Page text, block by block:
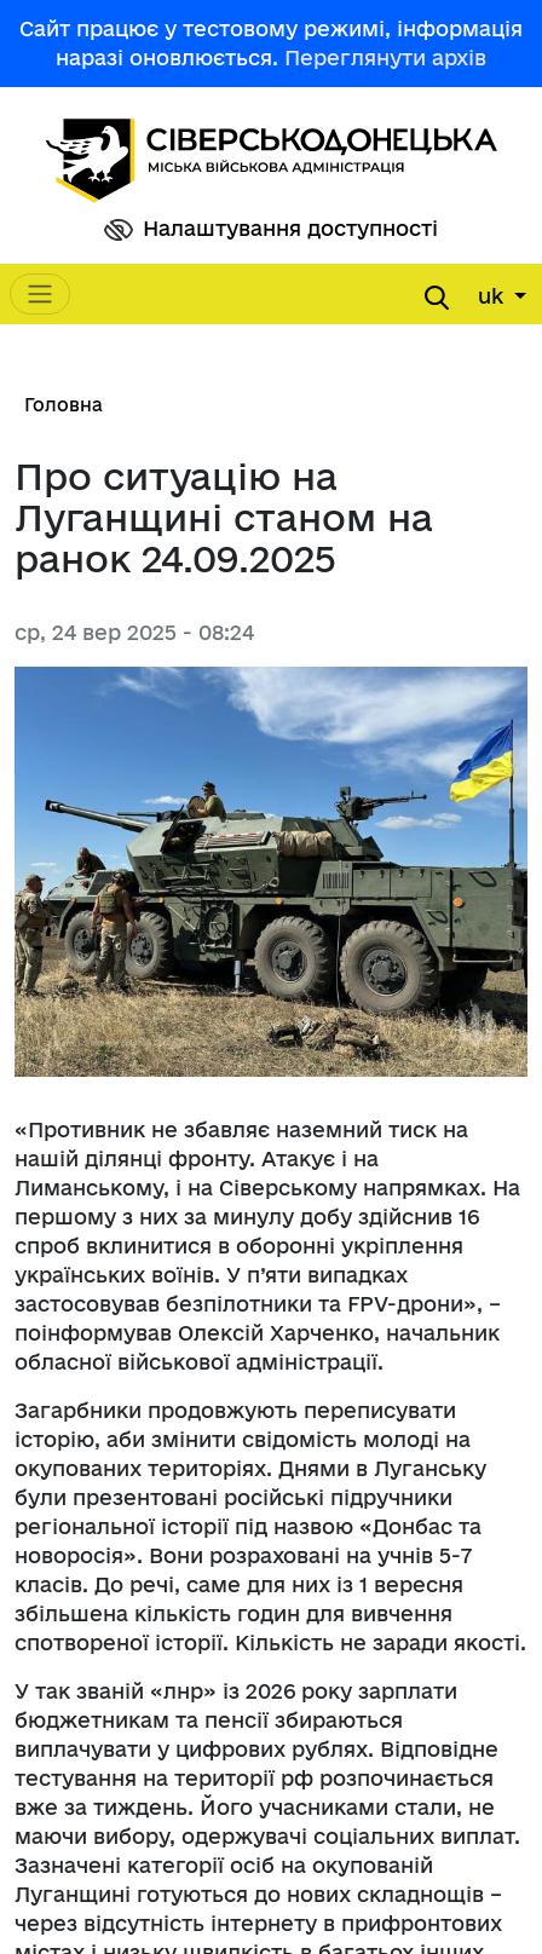
Сайт працює у тестовому режимі, інформація
наразі оновлюється. Переглянути архів
Налаштування доступності
Main navigation uk
Рядок навіґації
Головна
Про ситуацію на
Луганщині станом на
ранок 24.09.2025
ср, 24 вер 2025 - 08:24
«Противник не збавляє наземний тиск на
нашій ділянці фронту. Атакує і на
Лиманському, і на Сіверському напрямках. На
першому з них за минулу добу здійснив 16
спроб вклинитися в оборонні укріплення
українських воїнів. У п’яти випадках
застосовував безпілотники та FPV-дрони», –
поінформував Олексій Харченко, начальник
обласної військової адміністрації.
Загарбники продовжують переписувати
історію, аби змінити свідомість молоді на
окупованих територіях. Днями в Луганську
були презентовані російські підручники
регіональної історії під назвою «Донбас та
новоросія». Вони розраховані на учнів 5-7
класів. До речі, саме для них із 1 вересня
збільшена кількість годин для вивчення
спотвореної історії. Кількість не заради якості.
У так званій «лнр» із 2026 року зарплати
бюджетникам та пенсії збираються
виплачувати у цифрових рублях. Відповідне
тестування на території рф розпочинається
вже за тиждень. Його учасниками стали, не
маючи вибору, одержувачі соціальних виплат.
Зазначені категорії осіб на окупованій
Луганщині готуються до нових складнощів –
через відсутність інтернету в прифронтових